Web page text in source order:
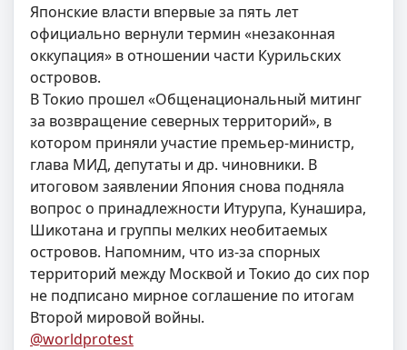
Японские власти впервые за пять лет
официально вернули термин «незаконная
оккупация» в отношении части Курильских
островов.
В Токио прошел «Общенациональный митинг
за возвращение северных территорий», в
котором приняли участие премьер-министр,
глава МИД, депутаты и др. чиновники. В
итоговом заявлении Япония снова подняла
вопрос о принадлежности Итурупа, Кунашира,
Шикотана и группы мелких необитаемых
островов. Напомним, что из-за спорных
территорий между Москвой и Токио до сих пор
не подписано мирное соглашение по итогам
Второй мировой войны.
@worldprotest